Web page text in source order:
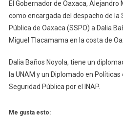
El Gobernador de Oaxaca, Alejandro
como encargada del despacho de la
Pública de Oaxaca (SSPO) a Dalia
Miguel Tlacamama en la costa de
Dalia Baños Noyola, tiene un
la UNAM y un Diplomado en
Seguridad Pública por el INAP.
Me gusta esto: